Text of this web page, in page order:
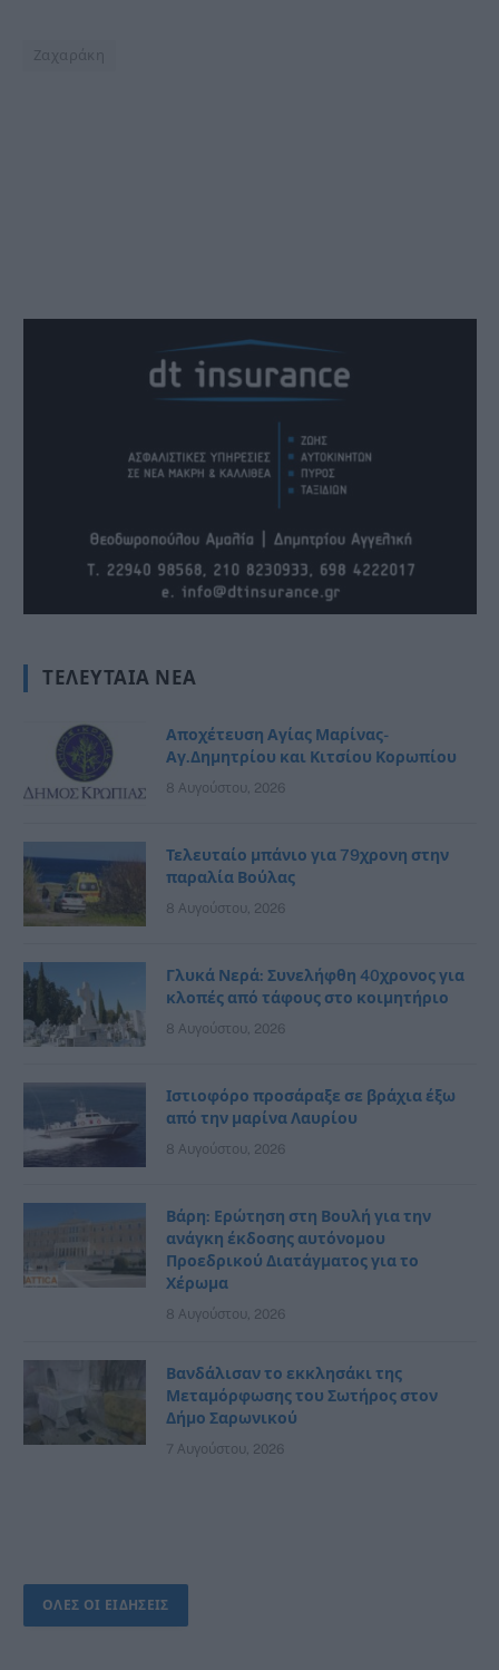
Ζαχαράκη
ΤΕΛΕΥΤΑΊΑ ΝΈΑ
Αποχέτευση Αγίας Μαρίνας-
Αγ.Δημητρίου και Κιτσίου Κορωπίου
8 Αυγούστου, 2026
Τελευταίο μπάνιο για 79χρονη στην
παραλία Βούλας
8 Αυγούστου, 2026
Γλυκά Νερά: Συνελήφθη 40χρονος για
κλοπές από τάφους στο κοιμητήριο
8 Αυγούστου, 2026
Ιστιοφόρο προσάραξε σε βράχια έξω
από την μαρίνα Λαυρίου
8 Αυγούστου, 2026
Βάρη: Ερώτηση στη Βουλή για την
ανάγκη έκδοσης αυτόνομου
Προεδρικού Διατάγματος για το
Χέρωμα
8 Αυγούστου, 2026
Βανδάλισαν το εκκλησάκι της
Μεταμόρφωσης του Σωτήρος στον
Δήμο Σαρωνικού
7 Αυγούστου, 2026
ΟΛΕΣ ΟΙ ΕΙΔΗΣΕΙΣ